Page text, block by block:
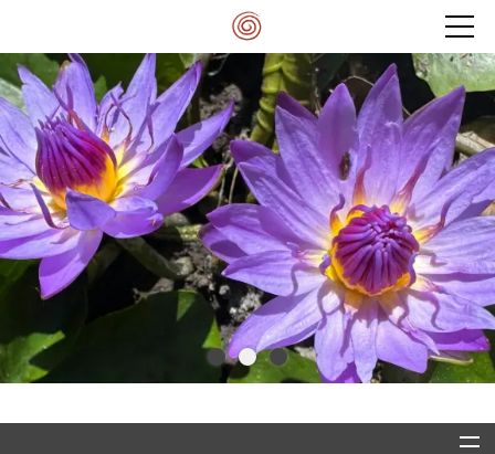
Veranstaltungen
Mein Spektrum
Blog
Meditationskissen
Entdecke die Quelle deines Seins
Lebe deine Potenziale und Fähigkeiten
und verwirkliche deine Träume